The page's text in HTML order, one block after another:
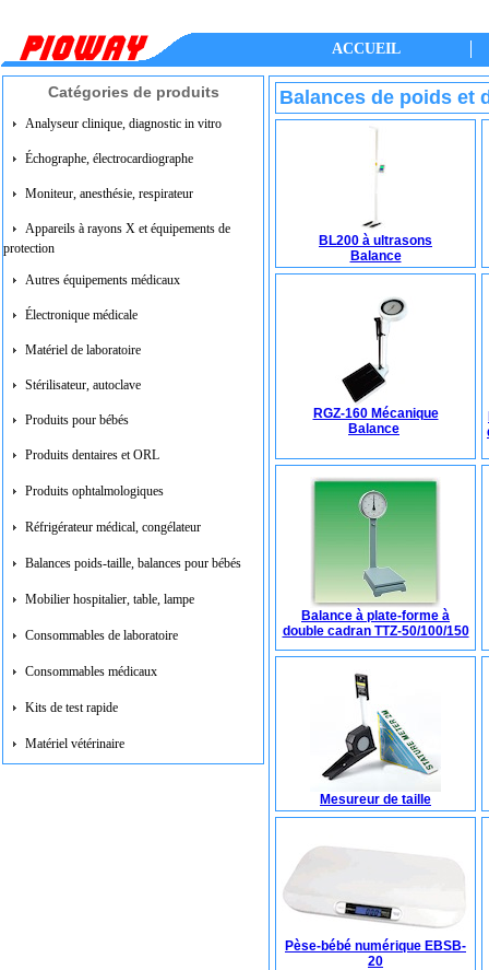
ACCUEIL
Catégories de produits
Analyseur clinique, diagnostic in vitro
Échographe, électrocardiographe
Moniteur, anesthésie, respirateur
Appareils à rayons X et équipements de
protection
Autres équipements médicaux
Électronique médicale
Matériel de laboratoire
Stérilisateur, autoclave
Produits pour bébés
Produits dentaires et ORL
Produits ophtalmologiques
Réfrigérateur médical, congélateur
Balances poids-taille, balances pour bébés
Mobilier hospitalier, table, lampe
Consommables de laboratoire
Consommables médicaux
Kits de test rapide
Matériel vétérinaire
Balances de poids et
BL200 à ultrasons
Balance
RGZ-160 Mécanique
Balance
Balance à plate-forme à
double cadran TTZ-50/100/150
Mesureur de taille
Pèse-bébé numérique EBSB-
20